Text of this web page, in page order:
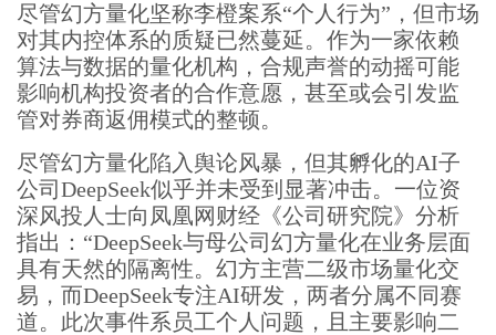
尽管幻方量化坚称李橙案系“个人行为”，但市场
对其内控体系的质疑已然蔓延。作为一家依赖
算法与数据的量化机构，合规声誉的动摇可能
影响机构投资者的合作意愿，甚至或会引发监
管对券商返佣模式的整顿。
尽管幻方量化陷入舆论风暴，但其孵化的AI子
公司DeepSeek似乎并未受到显著冲击。一位资
深风投人士向凤凰网财经《公司研究院》分析
指出：“DeepSeek与母公司幻方量化在业务层面
具有天然的隔离性。幻方主营二级市场量化交
易，而DeepSeek专注AI研发，两者分属不同赛
道。此次事件系员工个人问题，且主要影响二